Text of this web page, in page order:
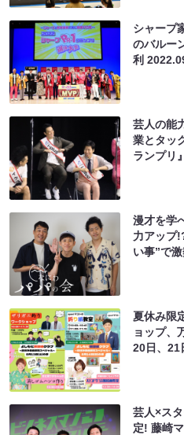
シャープ
のバルー
利
芸人の能
業とタッ
ランプリ
漫才を学
力アップ
い事”で
夏休み限
ョップ、
20日、
芸人×ス
定! 藤崎